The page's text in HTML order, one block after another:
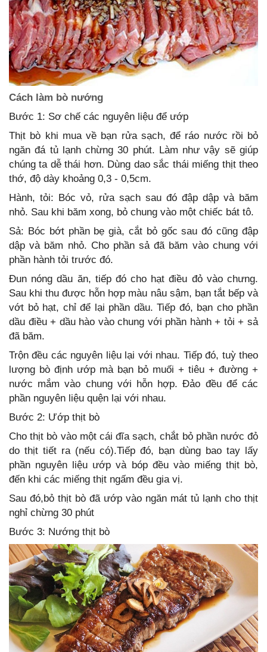
Cách làm bò nướng
Bước 1: Sơ chế các nguyên liệu để ướp
Thịt bò khi mua về bạn rửa sạch, để ráo nước rồi bỏ
ngăn đá tủ lạnh chừng 30 phút. Làm như vậy sẽ giúp
chúng ta dễ thái hơn. Dùng dao sắc thái miếng thịt theo
thớ, độ dày khoảng 0,3 - 0,5cm.
Hành, tỏi: Bóc vỏ, rửa sạch sau đó đập dập và băm
nhỏ. Sau khi băm xong, bỏ chung vào một chiếc bát tô.
Sả: Bóc bớt phần bẹ già, cắt bỏ gốc sau đó cũng đập
dập và băm nhỏ. Cho phần sả đã băm vào chung với
phần hành tỏi trước đó.
Đun nóng dầu ăn, tiếp đó cho hạt điều đỏ vào chưng.
Sau khi thu được hỗn hợp màu nâu sậm, bạn tắt bếp và
vớt bỏ hạt, chỉ để lại phần dầu. Tiếp đó, bạn cho phần
dầu điều + dầu hào vào chung với phần hành + tỏi + sả
đã băm.
Trộn đều các nguyên liệu lại với nhau. Tiếp đó, tuỳ theo
lượng bò định ướp mà bạn bỏ muối + tiêu + đường +
nước mắm vào chung với hỗn hợp. Đảo đều để các
phần nguyên liệu quện lại với nhau.
Bước 2: Ướp thịt bò
Cho thịt bò vào một cái đĩa sạch, chắt bỏ phần nước đỏ
do thịt tiết ra (nếu có).Tiếp đó, bạn dùng bao tay lấy
phần nguyên liệu ướp và bóp đều vào miếng thịt bò,
đến khi các miếng thịt ngấm đều gia vị.
Sau đó,bỏ thịt bò đã ướp vào ngăn mát tủ lạnh cho thịt
nghỉ chừng 30 phút
Bước 3: Nướng thịt bò